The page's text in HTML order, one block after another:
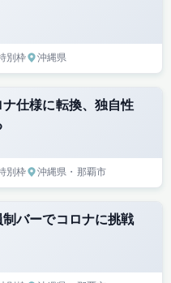
別枠 沖縄県
仕様に転換、独自性
別枠 沖縄県 ・那覇市
バーでコロナに挑戦